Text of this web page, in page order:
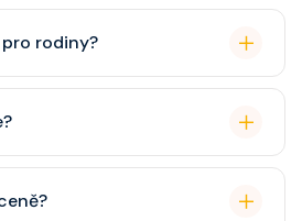
Fi. rodiny?
jsou vítány. K dispozici je dětský
– doporučeno, ale není nutný